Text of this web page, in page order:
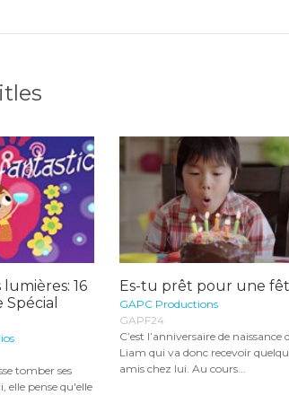
lumières: 16
tomber ses
elle pense qu'elle
Es-tu prêt pour une
GAPC Productions
GAPF24
C’est l’anniversaire de naissance
Liam qui va donc recevoir
amis chez lui. Au cours...